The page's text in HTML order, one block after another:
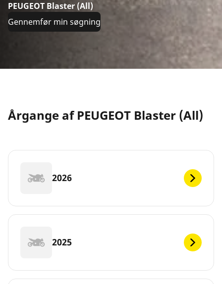
PEUGEOT Blaster (All)
Gennemfør min søgning
Årgange af PEUGEOT Blaster (All)
2026
2025